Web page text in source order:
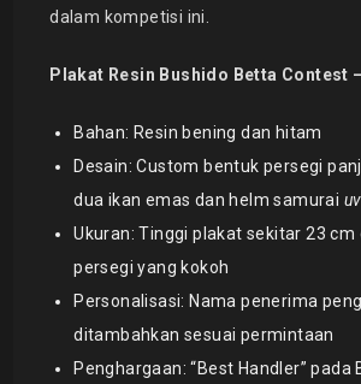
dalam kompetisi ini.
Plakat Resin Bushido Betta Contest
Bahan: Resin bening dan hitam
Desain: Custom bentuk persegi
dua ikan emas dan helm samurai
Ukuran: Tinggi plakat sekitar 23 cm
persegi yang kokoh
Personalisasi: Nama penerima
ditambahkan sesuai permintaan
Penghargaan: “Best Handler” pada